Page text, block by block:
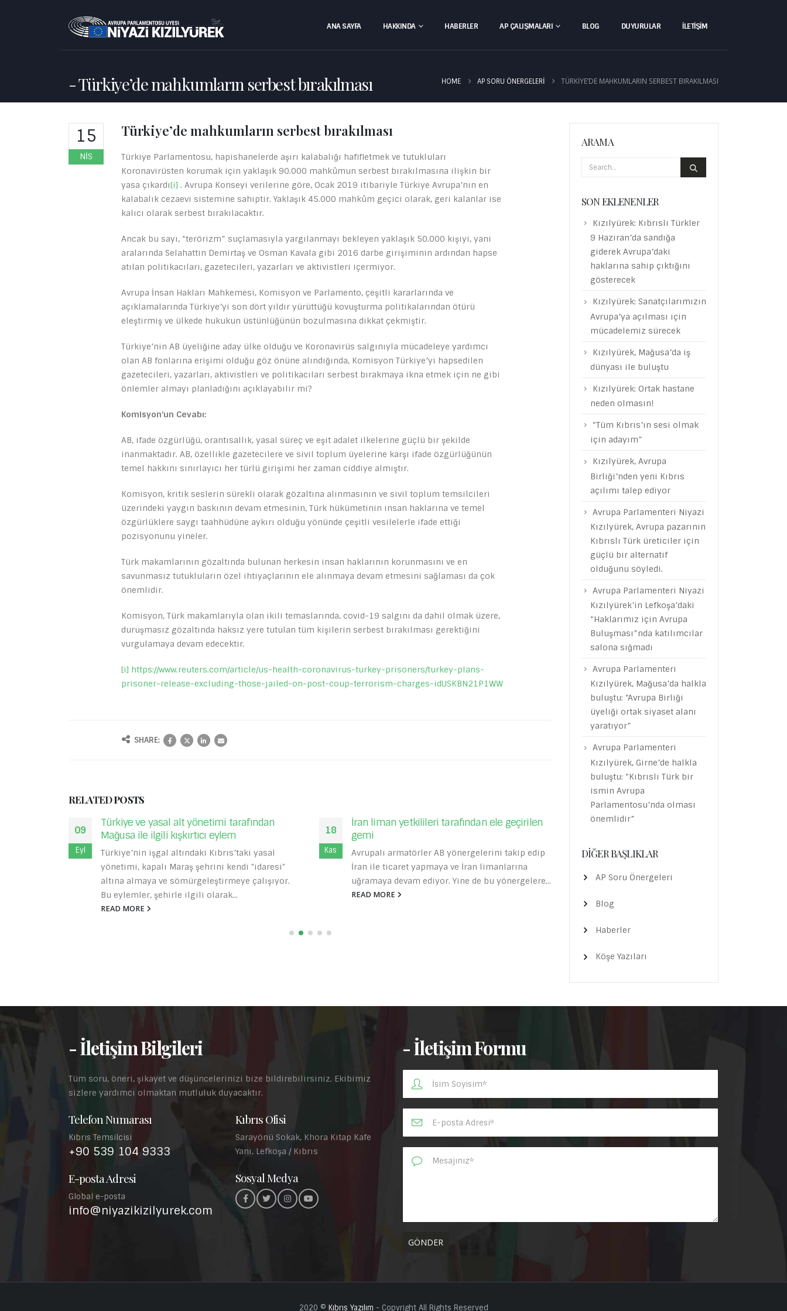
ANA SAYFA HAKKINDA HABERLER AP ÇALIŞMALARI BLOG DUYURULAR İLETIŞIM
Türkiye’de mahkumların serbest bırakılması HOME AP SORU ÖNERGELERI TÜRKIYE’DE MAHKUMLARIN SERBEST BIRAKILMASI
15
NIS
Türkiye’de mahkumların serbest bırakılması
Türkiye Parlamentosu, hapishanelerde aşırı kalabalığı hafifletmek ve tutukluları
Koronavirüsten korumak için yaklaşık 90.000 mahkûmun serbest bırakılmasına ilişkin bir
yasa çıkardı[i] . Avrupa Konseyi verilerine göre, Ocak 2019 itibariyle Türkiye Avrupa’nın en
kalabalık cezaevi sistemine sahiptir. Yaklaşık 45.000 mahkûm geçici olarak, geri kalanlar ise
kalıcı olarak serbest bırakılacaktır.
Ancak bu sayı, “terörizm” suçlamasıyla yargılanmayı bekleyen yaklaşık 50.000 kişiyi, yani
aralarında Selahattin Demirtaş ve Osman Kavala gibi 2016 darbe girişiminin ardından hapse
atılan politikacıları, gazetecileri, yazarları ve aktivistleri içermiyor.
Avrupa İnsan Hakları Mahkemesi, Komisyon ve Parlamento, çeşitli kararlarında ve
açıklamalarında Türkiye’yi son dört yıldır yürüttüğü kovuşturma politikalarından ötürü
eleştirmiş ve ülkede hukukun üstünlüğünün bozulmasına dikkat çekmiştir.
Türkiye’nin AB üyeliğine aday ülke olduğu ve Koronavirüs salgınıyla mücadeleye yardımcı
olan AB fonlarına erişimi olduğu göz önüne alındığında, Komisyon Türkiye’yi hapsedilen
gazetecileri, yazarları, aktivistleri ve politikacıları serbest bırakmaya ikna etmek için ne gibi
önlemler almayı planladığını açıklayabilir mi?
Komisyon’un Cevabı:
AB, ifade özgürlüğü, orantısallık, yasal süreç ve eşit adalet ilkelerine güçlü bir şekilde
inanmaktadır. AB, özellikle gazetecilere ve sivil toplum üyelerine karşı ifade özgürlüğünün
temel hakkını sınırlayıcı her türlü girişimi her zaman ciddiye almıştır.
Komisyon, kritik seslerin sürekli olarak gözaltına alınmasının ve sivil toplum temsilcileri
üzerindeki yaygın baskının devam etmesinin, Türk hükümetinin insan haklarına ve temel
özgürlüklere saygı taahhüdüne aykırı olduğu yönünde çeşitli vesilelerle ifade ettiği
pozisyonunu yineler.
Türk makamlarının gözaltında bulunan herkesin insan haklarının korunmasını ve en
savunmasız tutukluların özel ihtiyaçlarının ele alınmaya devam etmesini sağlaması da çok
önemlidir.
Komisyon, Türk makamlarıyla olan ikili temaslarında, covid-19 salgını da dahil olmak üzere,
duruşmasız gözaltında haksız yere tutulan tüm kişilerin serbest bırakılması gerektiğini
vurgulamaya devam edecektir.
[i] https://www.reuters.com/article/us-health-coronavirus-turkey-prisoners/turkey-plans-
prisoner-release-excluding-those-jailed-on-post-coup-terrorism-charges-idUSKBN21P1WW
SHARE:
RELATEDPOSTS
18
Kas
İran liman yetkilileri tarafından ele geçirilen
gemi
Avrupalı armatörler AB yönergelerini takip edip
İran ile ticaret yapmaya ve İran limanlarına
uğramaya devam ediyor. Yine de bu yönergelere...
READ MORE
27
Kas
Siyanür Kullanımı
2017 yılında Avrupa Parlamentosu, Üye
Devletleri siyanür kullanımını yasaklamaya
çağırdı. Karara uymayan Kıbrıs, gerekli çevre
çalışmaları ve yetkilendirme işlemleri
yapılmadan,...
Eyl
Akdeniz’de akaryakıt sızıntısından
Suriye'nin Baniyas kentindeki elektrik
kirliliği, halihazırda kirlenmeden çok acı
sokmaktadır....
ARAMA
SON EKLENENLER
Kızılyürek: Kıbrıslı Türkler
9 Haziran’da sandığa
giderek Avrupa’daki
haklarına sahip çıktığını
gösterecek
Kızılyürek: Sanatçılarımızın
Avrupa’ya açılması için
mücadelemiz sürecek
Kızılyürek, Mağusa’da iş
dünyası ile buluştu
Kızılyürek: Ortak hastane
neden olmasın!
“Tüm Kıbrıs’ın sesi olmak
için adayım”
Kızılyürek, Avrupa
Birliği’nden yeni Kıbrıs
açılımı talep ediyor
Avrupa Parlamenteri Niyazi
Kızılyürek, Avrupa pazarının
Kıbrıslı Türk üreticiler için
güçlü bir alternatif
olduğunu söyledi.
Avrupa Parlamenteri Niyazi
Kızılyürek’in Lefkoşa’daki
“Haklarımız için Avrupa
Buluşması”nda katılımcılar
salona sığmadı
Avrupa Parlamenteri
Kızılyürek, Mağusa’da halkla
buluştu: “Avrupa Birliği
üyeliği ortak siyaset alanı
yaratıyor”
Avrupa Parlamenteri
Kızılyürek, Girne’de halkla
buluştu: “Kıbrıslı Türk bir
ismin Avrupa
Parlamentosu’nda olması
önemlidir”
DIĞER BAŞLIKLAR
AP Soru Önergeleri
Blog
Haberler
Köşe Yazıları
- İletişim Bilgileri
Tüm soru, öneri, şikayet ve düşüncelerinizi bize bildirebilirsiniz. Ekibimiz
sizlere yardımcı olmaktan mutluluk duyacaktır.
Telefon Numarası
Kıbrıs Temsilcisi
+90 539 104 9333
E-posta Adresi
Global e-posta
info@niyazikizilyurek.com
Kıbrıs Ofisi
Sarayönü Sokak, Khora Kitap Kafe
Yanı, Lefkoşa / Kıbrıs
Sosyal Medya
- İletişim Formu
2020 © Kıbrıs Yazılım - Copyright All Rights Reserved